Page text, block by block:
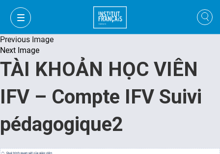
Previous Image
Next Image
TÀI KHOẢN HỌC VIÊN
IFV – Compte IFV Suivi
pédagogique2